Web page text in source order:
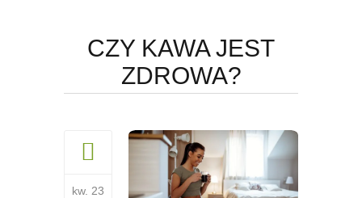
CZY KAWA JEST
ZDROWA?
kw. 23